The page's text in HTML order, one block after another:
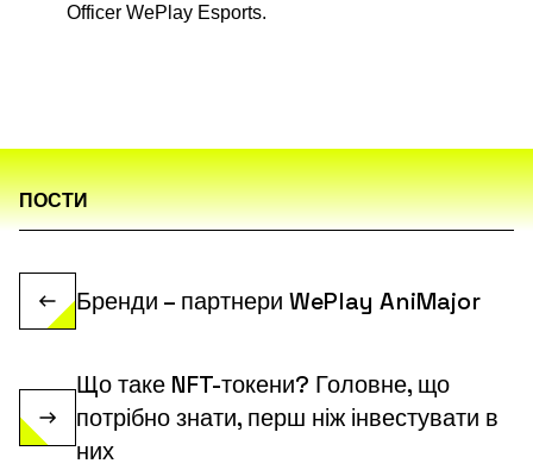
Officer WePlay Esports.
ПОСТИ
Бренди – партнери WePlay AniMajor
Що таке NFT-токени? Головне, що
потрібно знати, перш ніж інвестувати в
них